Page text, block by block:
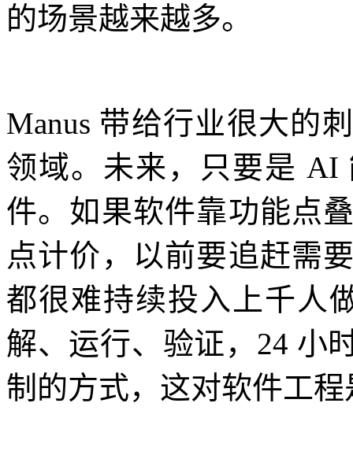
的场景越来越多。
Manus 带给行业很大的
领域。未来，只要是 AI
件。如果软件靠功能点
点计价，以前要追赶需
都很难持续投入上千人
解、运行、验证，24 小
制的方式，这对软件工